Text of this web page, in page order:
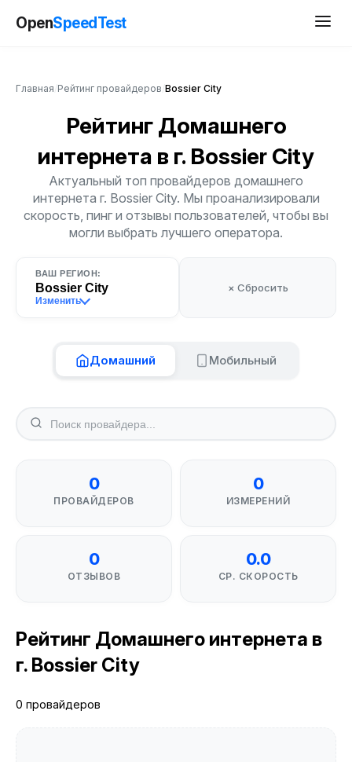
OpenSpeedTest
Главная Рейтинг провайдеров Bossier City
Рейтинг Домашнего
интернета в г. Bossier City
Актуальный топ провайдеров домашнего
интернета г. Bossier City. Мы проанализировали
скорость, пинг и отзывы пользователей, чтобы вы
могли выбрать лучшего оператора.
ВАШ РЕГИОН:
Bossier City
Изменить
× Сбросить
Домашний Мобильный
0
ПРОВАЙДЕРОВ
0
ИЗМЕРЕНИЙ
0
ОТЗЫВОВ
0.0
СР. СКОРОСТЬ
Рейтинг Домашнего интернета в
г. Bossier City
0 провайдеров